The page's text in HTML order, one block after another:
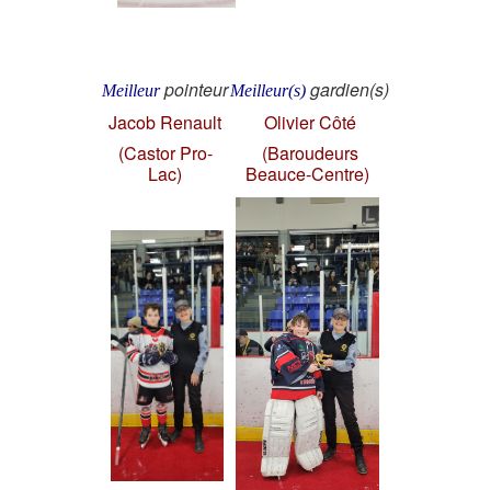
MeilleurpointeurMeilleur(s) gardien(s)
Jacob Renault
(Castor Pro-
Lac)
Olivier Côté
(Baroudeurs
Beauce-Centre)